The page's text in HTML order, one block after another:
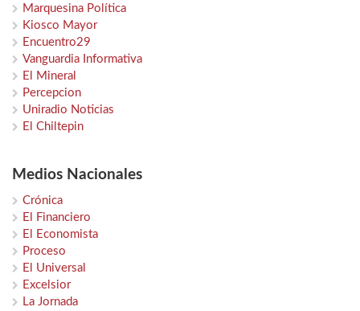
Marquesina Política
Kiosco Mayor
Encuentro29
Vanguardia Informativa
El Mineral
Percepcion
Uniradio Noticias
El Chiltepin
Medios Nacionales
Crónica
El Financiero
El Economista
Proceso
El Universal
Excelsior
La Jornada